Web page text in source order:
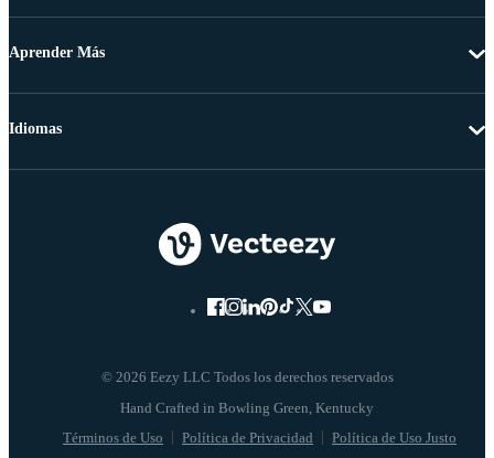
Aprender Más
© 2026 Eezy LLC Todos los derechos reservados
Términos de Uso Política de Privacidad Política de Uso Justo
Idiomas